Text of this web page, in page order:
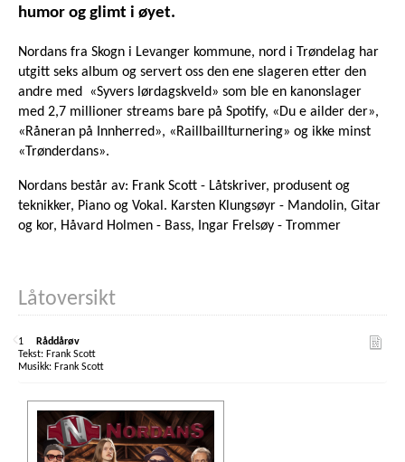
humor og glimt i øyet.
Nordans fra Skogn i Levanger kommune, nord i Trøndelag har
utgitt seks album og servert oss den ene slageren etter den
andre med «Syvers lørdagskveld» som ble en kanonslager
med 2,7 millioner streams bare på Spotify, «Du e ailder der»,
«Råneran på Innherred», «Raillbaillturnering» og ikke minst
«Trønderdans».
Nordans består av: Frank Scott - Låtskriver, produsent og
teknikker, Piano og Vokal. Karsten Klungsøyr - Mandolin, Gitar
og kor, Håvard Holmen - Bass, Ingar Frelsøy - Trommer
Låtoversikt
1
Råddårøv
Frank Scott
Frank Scott